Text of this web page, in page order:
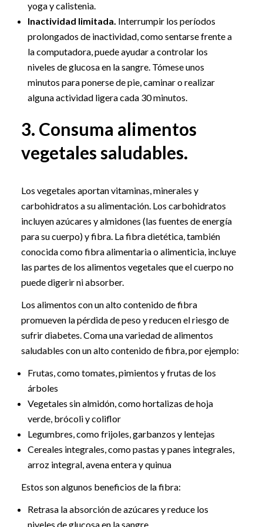
yoga y calistenia.
Inactividad limitada. Interrumpir los períodos
prolongados de inactividad, como sentarse frente a
la computadora, puede ayudar a controlar los
niveles de glucosa en la sangre. Tómese unos
minutos para ponerse de pie, caminar o realizar
alguna actividad ligera cada 30 minutos.
3. Consuma alimentos
vegetales saludables.
Los vegetales aportan vitaminas, minerales y
carbohidratos a su alimentación. Los carbohidratos
incluyen azúcares y almidones (las fuentes de energía
para su cuerpo) y fibra. La fibra dietética, también
conocida como fibra alimentaria o alimenticia, incluye
las partes de los alimentos vegetales que el cuerpo no
puede digerir ni absorber.
Los alimentos con un alto contenido de fibra
promueven la pérdida de peso y reducen el riesgo de
sufrir diabetes. Coma una variedad de alimentos
saludables con un alto contenido de fibra, por ejemplo:
Frutas, como tomates, pimientos y frutas de los
árboles
Vegetales sin almidón, como hortalizas de hoja
verde, brócoli y coliflor
Legumbres, como frijoles, garbanzos y lentejas
Cereales integrales, como pastas y panes integrales,
arroz integral, avena entera y quinua
Estos son algunos beneficios de la fibra:
Retrasa la absorción de azúcares y reduce los
niveles de glucosa en la sangre.